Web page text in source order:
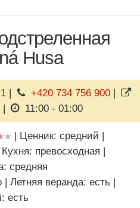
Husa
| +420 734 756 900 |
| 11:00 - 01:00
| Ценник: средний |
Кухня: превосходная |
средняя
| Летняя веранда: есть |
есть